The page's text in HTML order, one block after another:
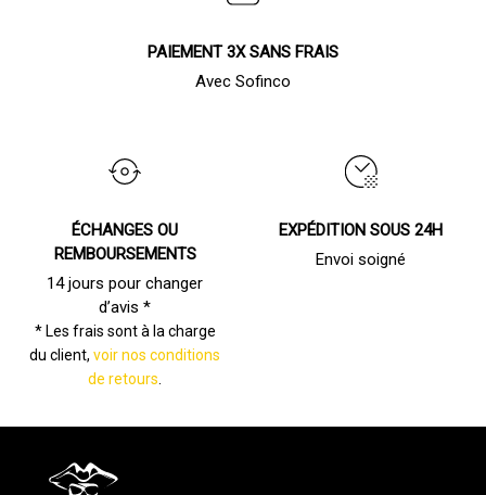
PAIEMENT 3X SANS FRAIS
Avec Sofinco
ÉCHANGES OU
REMBOURSEMENTS
14 jours pour changer
d’avis *
* Les frais sont à la charge
du client,voir nos conditions
de retours
EXPÉDITION SOUS 24H
Envoi soigné